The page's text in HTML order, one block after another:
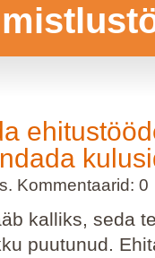
Kommentaarid: 0
kalliks, seda
puutunud.